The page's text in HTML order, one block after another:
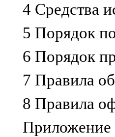
4 Средства
5 Порядок
6 Порядок
7 Правила
8 Правила
Приложение